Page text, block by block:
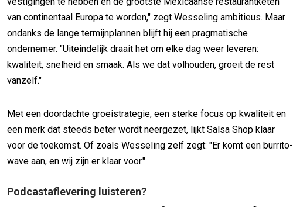
van continentaal Europa te worden," zegt Wesseling ambitieus. Maar
ondanks de lange termijnplannen blijft hij een pragmatische
ondernemer. "Uiteindelijk draait het om elke dag weer leveren:
kwaliteit, snelheid en smaak. Als we dat volhouden, groeit de rest
vanzelf."
Met een doordachte groeistrategie, een sterke focus op kwaliteit en
een merk dat steeds beter wordt neergezet, lijkt Salsa Shop klaar
voor de toekomst. Of zoals Wesseling zelf zegt: "Er komt een burrito-
wave aan, en wij zijn er klaar voor."
Podcastaflevering luisteren?